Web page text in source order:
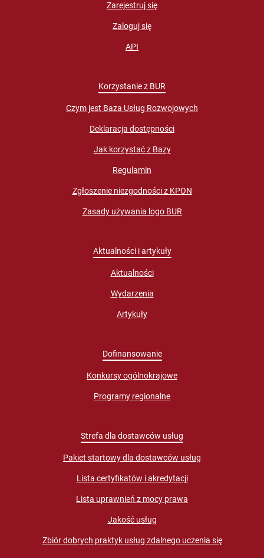
Zarejestruj się
Zaloguj się
API
Korzystanie z BUR
Czym jest Baza Usług Rozwojowych
Deklaracja dostępności
Jak korzystać z Bazy
Regulamin
Zgłoszenie niezgodności z KPON
Zasady używania logo BUR
Aktualności i artykuły
Aktualności
Wydarzenia
Artykuły
Dofinansowanie
Konkursy ogólnokrajowe
Programy regionalne
Strefa dla dostawców usług
Pakiet startowy dla dostawców usług
Lista certyfikatów i akredytacji
Lista uprawnień z mocy prawa
Jakość usług
Zbiór dobrych praktyk usług zdalnego uczenia się